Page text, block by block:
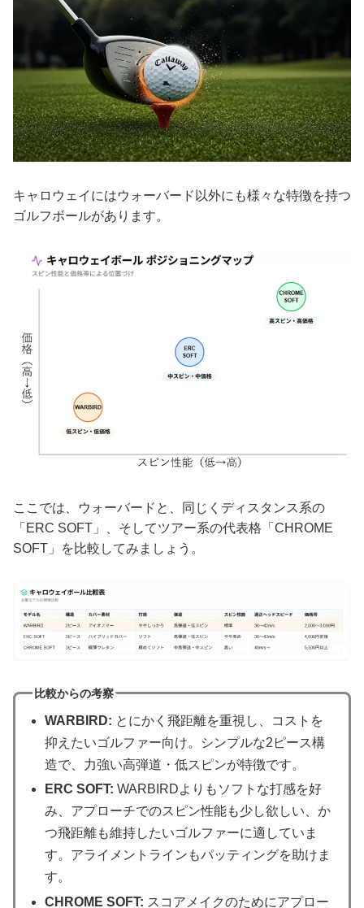
キャロウェイにはウォーバード以外にも様々な特徴を持つ
ゴルフボールがあります。
ここでは、ウォーバードと、同じくディスタンス系の
「ERC SOFT」、そしてツアー系の代表格「CHROME
SOFT」を比較してみましょう。
比較からの考察
WARBIRD: とにかく飛距離を重視し、コストを
抑えたいゴルファー向け。シンプルな2ピース構
造で、力強い高弾道・低スピンが特徴です。
ERC SOFT: WARBIRDよりもソフトな打感を好
み、アプローチでのスピン性能も少し欲しい、か
つ飛距離も維持したいゴルファーに適していま
す。アライメントラインもパッティングを助けま
す。
CHROME SOFT: スコアメイクのためにアプロー